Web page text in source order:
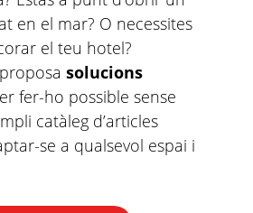
en el mar? O necessites
el teu hotel?
solucions
fer-ho possible sense
catàleg d’articles
se a qualsevol espai i